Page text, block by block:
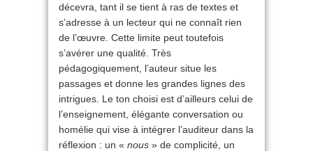
décevra, tant il se tient à ras de textes et
s’adresse à un lecteur qui ne connaît rien
de l’œuvre. Cette limite peut toutefois
s’avérer une qualité. Très
pédagogiquement, l’auteur situe les
passages et donne les grandes lignes des
intrigues. Le ton choisi est d’ailleurs celui de
l’enseignement, élégante conversation ou
homélie qui vise à intégrer l’auditeur dans la
réflexion : un « nous » de complicité, un